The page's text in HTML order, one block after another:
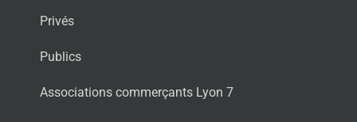
Privés
Publics
Associations commerçants Lyon 7